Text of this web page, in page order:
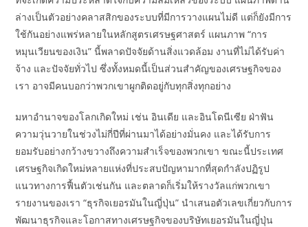
ล่างเป็นตัวอย่างคลาสสิกของระบบที่มีการวางแผนไม่ดี แต่ก็ยังมีการ
ใช้กันอย่างแพร่หลายในหลักสูตรเศรษฐศาสตร์ แผนภาพ “การ
หมุนเวียนของเงิน” นี้พลาดปัจจัยด้านสิ่งแวดล้อม งานที่ไม่ได้รับค่า
จ้าง และปัจจัยทั่วไป ซึ่งทั้งหมดนี้เป็นส่วนสำคัญของเศรษฐกิจของ
เรา อาจมีคนบอกว่าพวกเขาผูกติดอยู่กับทุกสิ่งทุกอย่าง
มหาอำนาจของโลกเกิดใหม่ เช่น อินเดีย และอินโดนีเซีย ฝ่าฟัน
ความวุ่นวายในช่วงไม่กี่ปีที่ผ่านมาได้อย่างมั่นคง และได้รับการ
ยอมรับอย่างกว้างขวางถึงความสำเร็จของพวกเขา ขณะนี้ประเทศ
เศรษฐกิจเกิดใหม่หลายแห่งที่ประสบปัญหามากที่สุดกำลังปฏิรูป
แนวทางการฟื้นตัวเช่นกัน และตลาดก็เริ่มให้รางวัลแก่พวกเขา
รายงานของเรา “ธุรกิจเยอรมันในญี่ปุ่น” นำเสนอตัวเลขเกี่ยวกับการ
พัฒนาธุรกิจและโอกาสทางเศรษฐกิจของบริษัทเยอรมันในญี่ปุ่น